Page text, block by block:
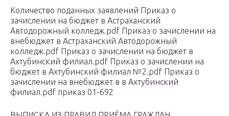
Количество поданных заявлений Приказ о
зачислении на бюджет в Астраханский
Автодорожный колледж.pdf Приказ о зачислении на
внебюджет в Астраханский Автодорожный
колледж.pdf Приказ о зачислении на бюджет в
Ахтубинский филиал.pdf Приказ о зачислении на
бюджет в Ахтубинский филиал №2.pdf Приказ о
зачислении на внебюджет в в Ахтубинский
филиал.pdf приказ 01-692